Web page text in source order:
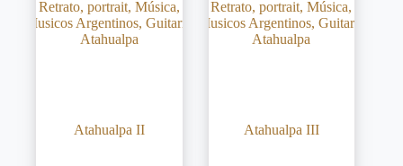
Atahualpa II Atahualpa III